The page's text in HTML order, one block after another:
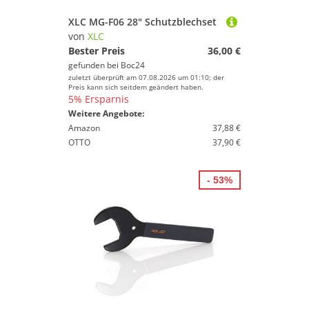
XLC MG-F06 28" Schutzblechset
von XLC
Bester Preis
36,00 €
gefunden bei Boc24
zuletzt überprüft am 07.08.2026 um 01:10; der
Preis kann sich seitdem geändert haben.
5% Ersparnis
Weitere Angebote:
Amazon
37,88 €
OTTO
37,90 €
- 53%